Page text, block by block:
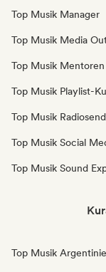
Top Musik Manager
Top Musik Media
Top Musik Mentoren
Top Musik Playlist-
Top Musik
Top Musik Social
Top Musik Sound
Top Musik